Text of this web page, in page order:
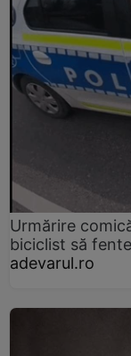
Urmărire
biciclist să
adevarul.ro